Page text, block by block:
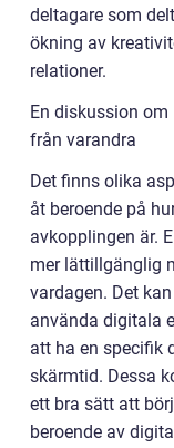
deltagare som
ökning av
relationer.
En diskussion
från varandra
Det finns olika
åt beroende på
avkopplingen är.
mer lättillgänglig
vardagen. Det
använda digitala
att ha en specifik
skärmtid. Dessa
ett bra sätt att
beroende av